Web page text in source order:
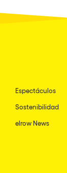
Espectáculos
Sostenibilidad
elrow News